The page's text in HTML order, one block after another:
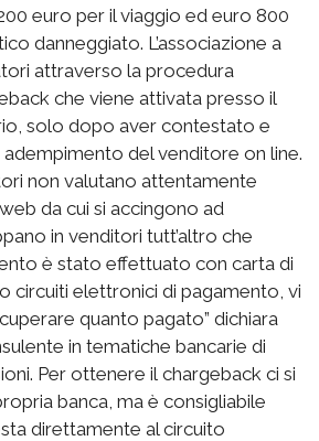
euro per il viaggio ed euro 800
danneggiato. L’associazione a
attraverso la procedura
che viene attivata presso il
solo dopo aver contestato e
del venditore on line.
non valutano attentamente
da cui si accingono ad
in venditori tutt’altro che
è stato effettuato con carta di
circuiti elettronici di pagamento, vi
quanto pagato” dichiara
in tematiche bancarie di
Per ottenere il chargeback ci si
banca, ma è consigliabile
direttamente al circuito